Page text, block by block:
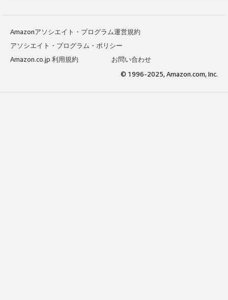
Amazonアソシエイト・プログラム運営規約
アソシエイト・プログラム・ポリシー
Amazon.co.jp 利用規約
お問い合わせ
© 1996-2025, Amazon.com, Inc.